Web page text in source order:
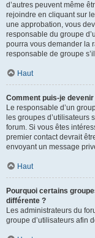
d’autres peuvent même
rejoindre en cliquant sur
une approbation, vous
responsable du groupe
pourra vous demander la
responsable de groupe
Haut
Comment puis-je devenir
Le responsable d’un
les groupes d’utilisateurs
forum. Si vous êtes
premier contact devrait
envoyant un message
Haut
Pourquoi certains
différente ?
Les administrateurs du
groupe d’utilisateurs afin